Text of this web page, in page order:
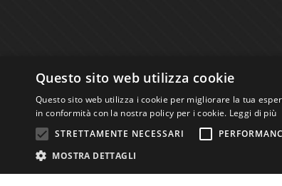
Studio Bibliografico Scriptorium Dott.ssa
Questo sito web utilizza cookie
Questo sito web utilizza i cookie per migliorare la tua
in conformità con la nostra policy per i cookie. Leggi di più
STRETTAMENTE NECESSARI
MOSTRA DETTAGLI